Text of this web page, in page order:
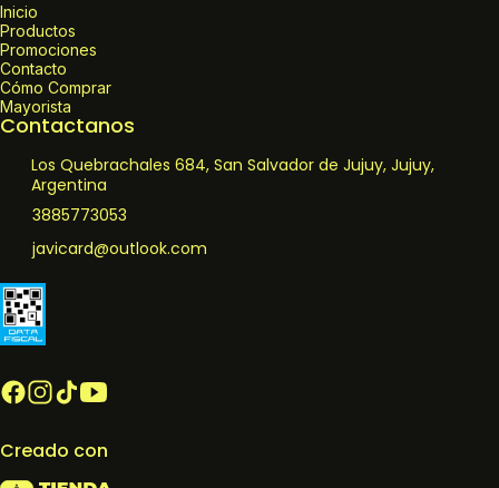
Inicio
Productos
Promociones
Contacto
Cómo Comprar
Mayorista
Contactanos
Los Quebrachales 684, San Salvador de Jujuy, Jujuy,
Argentina
3885773053
javicard@outlook.com
Creado con